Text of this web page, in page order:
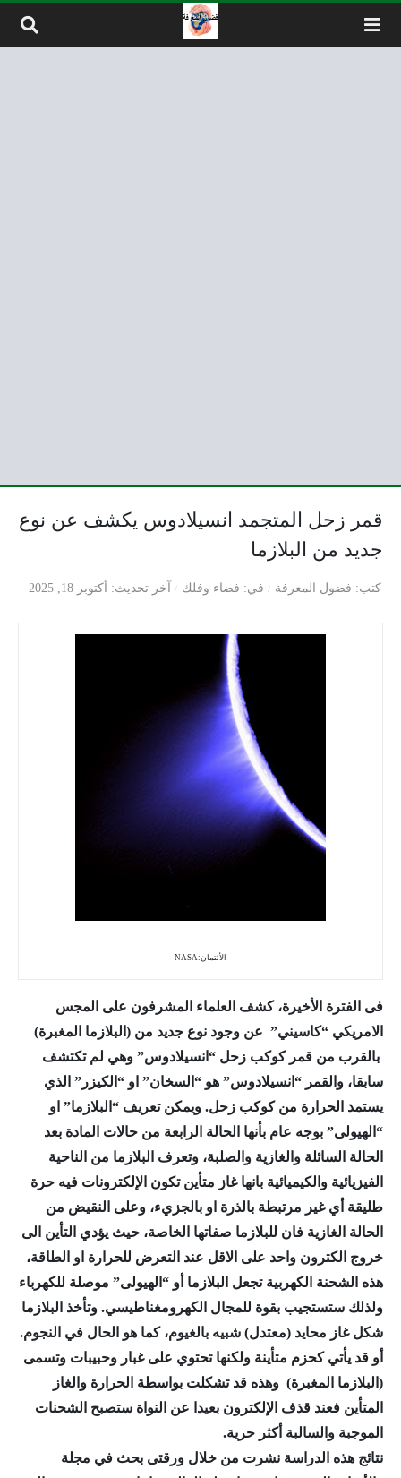
قمر زحل المتجمد انسيلادوس يكشف عن نوع
جديد من البلازما
كتب فضول المعرفة في فضاء وفلك آخر تحديث أكتوبر 18, 2025
الأئتمان:NASA
فى الفترة الأخيرة، كشف العلماء المشرفون على المجس
الامريكي “كاسيني” عن وجود نوع جديد من (البلازما المغبرة)
بالقرب من قمر كوكب زحل “انسيلادوس” وهي لم تكتشف
سابقا، والقمر “انسيلادوس” هو “السخان” او “الكيزر” الذي
يستمد الحرارة من كوكب زحل. ويمكن تعريف “البلازما” او
“الهيولى” بوجه عام بأنها الحالة الرابعة من حالات المادة بعد
الحالة السائلة والغازية والصلبة، وتعرف البلازما من الناحية
الفيزيائية والكيميائية بانها غاز متأين تكون الإلكترونات فيه حرة
طليقة أي غير مرتبطة بالذرة او بالجزيء، وعلى النقيض من
الحالة الغازية فان للبلازما صفاتها الخاصة، حيث يؤدي التأين الى
خروج الكترون واحد على الاقل عند التعرض للحرارة او الطاقة،
هذه الشحنة الكهربية تجعل البلازما أو “الهيولى” موصلة للكهرباء
ولذلك ستستجيب بقوة للمجال الكهرومغناطيسي. وتأخذ البلازما
شكل غاز محايد (معتدل) شبيه بالغيوم، كما هو الحال في النجوم.
أو قد يأتي كحزم متأينة ولكنها تحتوي على غبار وحبيبات وتسمى
(البلازما المغبرة) وهذه قد تشكلت بواسطة الحرارة والغاز
المتأين فعند قذف الإلكترون بعيدا عن النواة ستصبح الشحنات
الموجبة والسالبة أكثر حرية.
نتائج هذه الدراسة نشرت من خلال ورقتى بحث في مجلة